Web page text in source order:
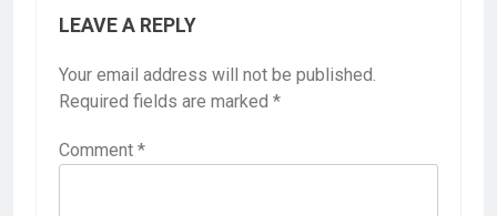
LEAVE A REPLY
Your email address will not be published.
Required fields are marked *
Comment *